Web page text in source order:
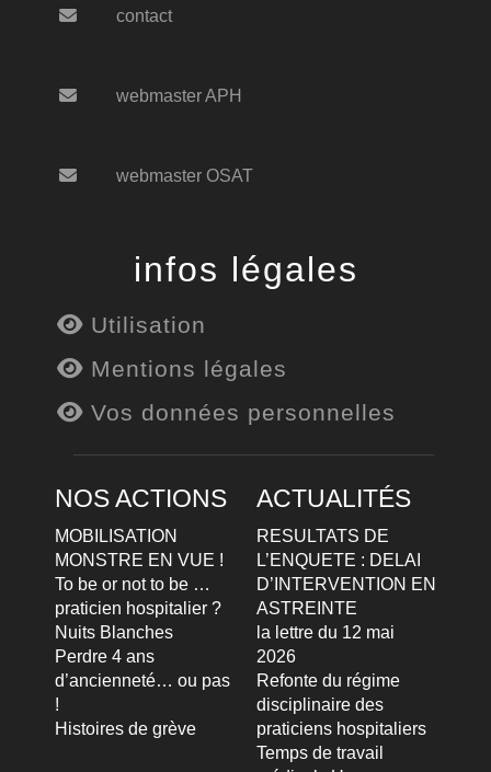
contact
webmaster APH
webmaster OSAT
infos légales
Utilisation
Mentions légales
Vos données personnelles
NOS ACTIONS
MOBILISATION
MONSTRE EN VUE !
To be or not to be …
praticien hospitalier ?
Nuits Blanches
Perdre 4 ans
d’ancienneté… ou pas
!
Histoires de grève
ACTUALITÉS
RESULTATS DE
L’ENQUETE : DELAI
D’INTERVENTION EN
ASTREINTE
la lettre du 12 mai
2026
Refonte du régime
disciplinaire des
praticiens hospitaliers
Temps de travail